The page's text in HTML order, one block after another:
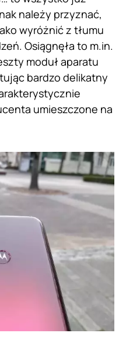
należy przyznać,
wyróżnić z tłumu
Osiągnęła to m.in.
moduł aparatu
bardzo delikatny
umieszczone na